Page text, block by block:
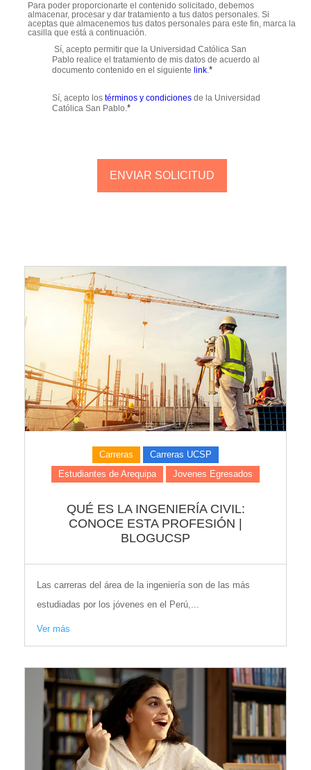
Para poder proporcionarte el contenido solicitado, debemos
almacenar, procesar y dar tratamiento a tus datos personales. Si
aceptas que almacenemos tus datos personales para este fin, marca la
casilla que está a continuación.
Sí, acepto permitir que la Universidad Católica San
Pablo realice el tratamiento de mis datos de acuerdo al
documento contenido en el siguiente link.*
Sí, acepto los términos y condicionesde la Universidad
Católica San Pablo.*
Carreras
Carreras UCSP
Estudiantes de Arequipa
Jovenes Egresados
QUÉ ES LA INGENIERÍA CIVIL:
CONOCE ESTA PROFESIÓN |
BLOGUCSP
Las carreras del área de la ingeniería son de las más
estudiadas por los jóvenes en el Perú,...
Ver más